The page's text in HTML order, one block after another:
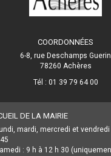
COORDONNÉES
6-8, rue Deschamps Guerin
78260 Achères
Tél : 01 39 79 64 00
DE LA MAIRIE
mardi, mercredi et vendredi
: 9 h à 12 h 30